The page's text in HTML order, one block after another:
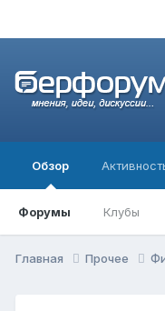
Обзор
Форумы Клубы
Главная Прочее